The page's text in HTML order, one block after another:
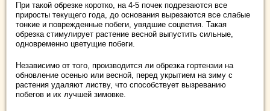
При такой обрезке коротко, на 4-5 почек подрезаются все
приросты текущего года, до основания вырезаются все слабые
тонкие и поврежденные побеги, увядшие соцветия. Такая
обрезка стимулирует растение весной выпустить сильные,
одновременно цветущие побеги.
Независимо от того, производится ли обрезка гортензии на
обновление осенью или весной, перед укрытием на зиму с
растения удаляют листву, что способствует вызреванию
побегов и их лучшей зимовке.